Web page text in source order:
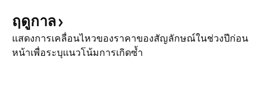
ฤดูกาล
แสดงการเคลื่อนไหวของราคาของสัญลักษณ์ในช่วงปีก่อน
หน้าเพื่อระบุแนวโน้มการเกิดซ้ำ